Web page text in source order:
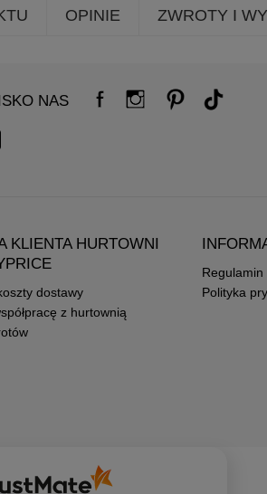
OPINIE ZWROTY I
NAS
KLIENTA HURTOWNI
dostawy
z hurtownią
Regulamin
Polityka